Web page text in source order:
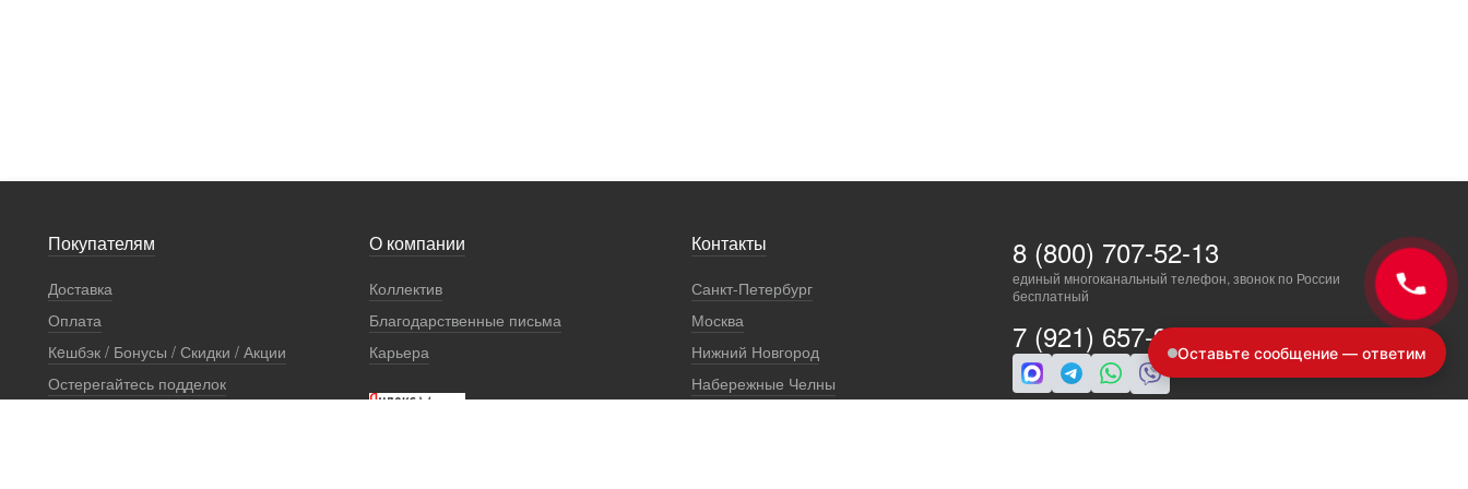
Покупателям
Доставка
Оплата
Кeшбэк / Бонусы / Скидки / Акции
Остерегайтесь подделок
О компании
Коллектив
Благодарственные письма
Карьера
Контакты
Санкт-Петербург
Москва
Нижний Новгород
Набережные Челны
8 (800) 707-52-13
единый многоканальный телефон, звонок по России
бесплатный
7 (921) 657-98-77Оставьте сообщение — ответим